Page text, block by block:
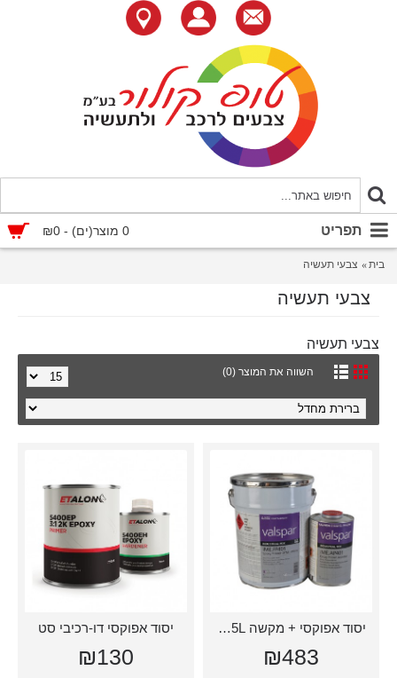
0 מוצר(ים) - ₪0 תפריט
בית צבעי תעשיה
צבעי תעשיה
צבעי תעשיה
השווה את המוצר (0)
יסוד אפוקסי + מקשה 5L+2.5L
₪483
יסוד אפוקסי דו-רכיבי סט
₪130